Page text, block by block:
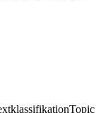
Topic